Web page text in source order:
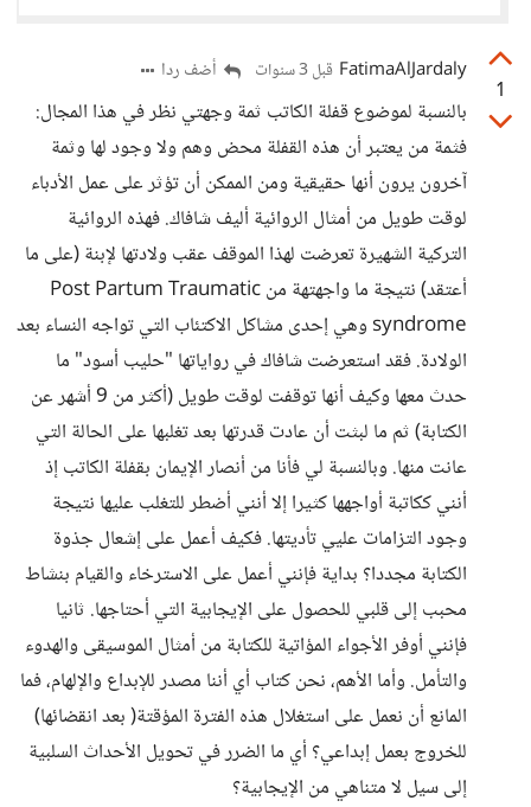
1
FatimaAlJardaly قبل 3 سنوات أضف ردا
بالنسبة لموضوع قفلة الكاتب ثمة وجهتي نظر في هذا المجال:
فثمة من يعتبر أن هذه القفلة محض وهم ولا وجود لها وثمة
آخرون يرون أنها حقيقية ومن الممكن أن تؤثر على عمل الأدباء
لوقت طويل من أمثال الروائية أليف شافاك. فهذه الروائية
التركية الشهيرة تعرضت لهذا الموقف عقب ولادتها لإبنة (على ما
أعتقد) نتيجة ما واجهتهة من Post Partum Traumatic
syndrome وهي إحدى مشاكل الاكتئاب التي تواجه النساء بعد
الولادة. فقد استعرضت شافاك في رواياتها "حليب أسود" ما
حدث معها وكيف أنها توقفت لوقت طويل (أكثر من 9 أشهر عن
الكتابة) ثم ما لبثت أن عادت قدرتها بعد تغلبها على الحالة التي
عانت منها. وبالنسبة لي فأنا من أنصار الإيمان بقفلة الكاتب إذ
أنني ككاتبة أواجهها كثيرا إلا أنني أضطر للتغلب عليها نتيجة
وجود التزامات عليي تأديتها. فكيف أعمل على إشعال جذوة
الكتابة مجددا؟ بداية فإنني أعمل على الاسترخاء والقيام بنشاط
محبب إلى قلبي للحصول على الإيجابية التي أحتاجها. ثانيا
فإنني أوفر الأجواء المؤاتية للكتابة من أمثال الموسيقى والهدوء
والتأمل. وأما الأهم، نحن كتاب أي أننا مصدر للإبداع والإلهام، فما
المانع أن نعمل على استغلال هذه الفترة المؤقتة( بعد انقضائها)
للخروج بعمل إبداعي؟ أي ما الضرر في تحويل الأحداث السلبية
إلى سيل لا متناهي من الإيجابية؟